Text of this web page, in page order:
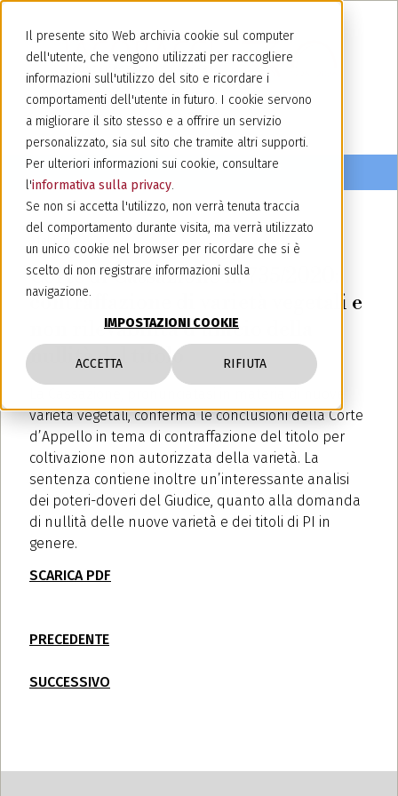
Il presente sito Web archivia cookie sul computer
dell'utente, che vengono utilizzati per raccogliere
informazioni sull'utilizzo del sito e ricordare i
comportamenti dell'utente in futuro. I cookie servono
a migliorare il sito stesso e a offrire un servizio
personalizzato, sia sul sito che tramite altri supporti.
Per ulteriori informazioni sui cookie, consultare
l'informativa sulla privacy.
Se non si accetta l'utilizzo, non verrà tenuta traccia
del comportamento durante visita, ma verrà utilizzato
un unico cookie nel browser per ricordare che si è
scelto di non registrare informazioni sulla
navigazione.
IMPOSTAZIONI COOKIE
ACCETTA RIFIUTA
3 febbraio 2020
Corte di Cassazione n. 735/2020:
contraffazione di varietà vegetali e
non rilevabilità d’ufficio della
nullità del titolo
varietà vegetali, conferma le conclusioni della Corte
d’Appello in tema di contraffazione del titolo per
coltivazione non autorizzata della varietà. La
sentenza contiene inoltre un’interessante analisi
dei poteri-doveri del Giudice, quanto alla domanda
di nullità delle nuove varietà e dei titoli di PI in
genere.
SCARICA PDF
PRECEDENTE
SUCCESSIVO